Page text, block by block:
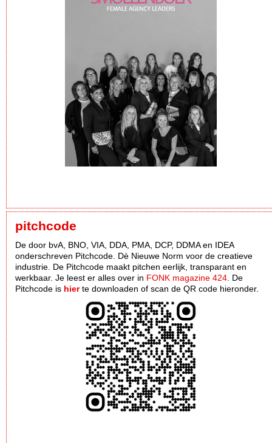
pitchcode
De door bvA, BNO, VIA, DDA, PMA, DCP, DDMA en IDEA
onderschreven Pitchcode. Dè Nieuwe Norm voor de creatieve
industrie. De Pitchcode maakt pitchen eerlijk, transparant en
werkbaar. Je leest er alles over in FONK magazine 424 . De
Pitchcode is hierte downloaden of scan de QR code hieronder.